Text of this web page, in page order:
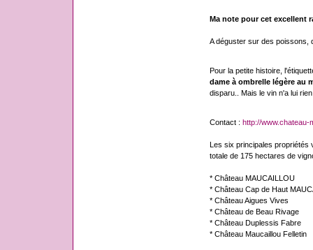
Ma note pour cet excellent
A déguster sur des poissons,
Pour la petite histoire,
dame à ombrelle légère au
disparu.. Mais le vin n'a lui
Contact : http://www.chateau-
Les six principales propriétés
totale de 175 hectares de
* Château MAUCAILLOU
* Château Cap de Haut
* Château Aigues Vives
* Château de Beau Rivage
* Château Duplessis Fabre
* Château Maucaillou Felletin